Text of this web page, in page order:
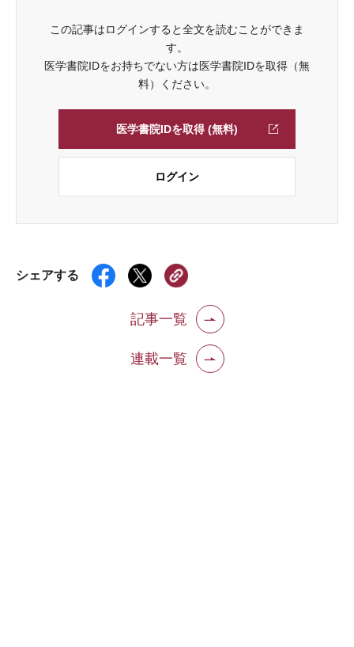
この記事はログインすると全文を読むことができま
す。
医学書院IDをお持ちでない方は医学書院IDを取得（無
料）ください。
医学書院IDを取得 (無料)
ログイン
シェアする
記事一覧
連載一覧